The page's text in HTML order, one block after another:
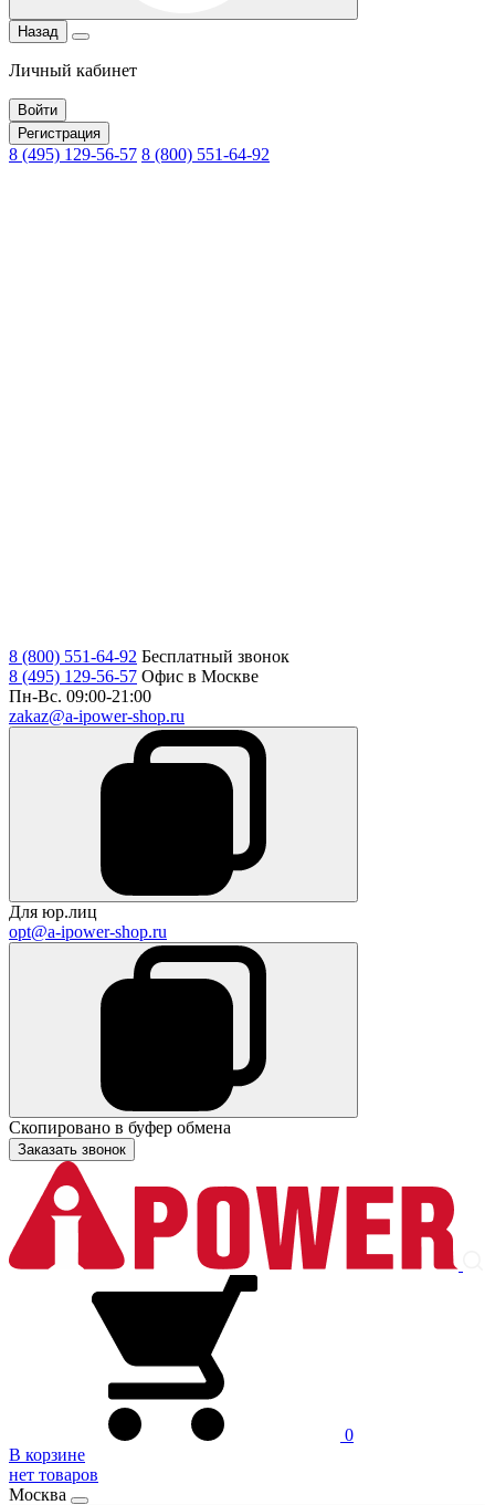
Назад
Личный кабинет
Войти
Регистрация
8 (495) 129-56-57 8 (800) 551-64-92
8 (800) 551-64-92 Бесплатный звонок
8 (495) 129-56-57 Офис в Москве
Пн-Вс. 09:00-21:00
zakaz@a-ipower-shop.ru
Для юр.лиц
opt@a-ipower-shop.ru
Скопировано в буфер обмена
Заказать звонок
0
В корзине
нет товаров
Москва